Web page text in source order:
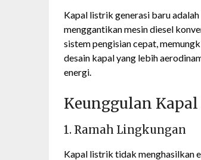
Kapal listrik generasi baru
menggantikan mesin diesel
sistem pengisian cepat,
desain kapal yang lebih
energi.
Keunggulan
1. Ramah Lingkungan
Kapal listrik tidak menghasilkan